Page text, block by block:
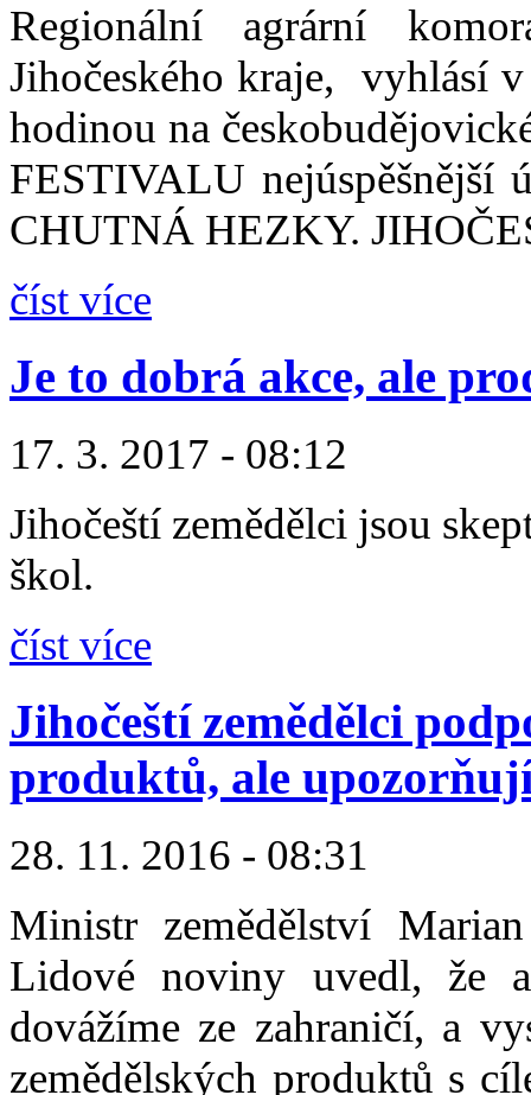
Regionální agrární
Jihočeského kraje, vyhlásí
hodinou na
FESTIVALU nejúspěšnější
CHUTNÁ HEZKY.
číst více
Je to dobrá akce, ale
17. 3. 2017 - 08:12
Jihočeští zemědělci jsou
škol.
číst více
Jihočeští zemědělci
produktů, ale
28. 11. 2016 - 08:31
Ministr zemědělství
Lidové noviny uvedl, že
dovážíme ze zahraničí, a
zemědělských produktů s